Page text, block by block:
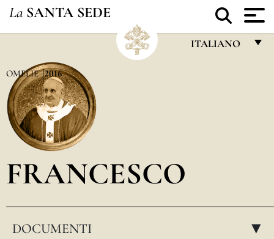
La SANTA SEDE
ITALIANO
POLSKI
OMELIE 2016
FRANCESCO
DOCUMENTI ▸